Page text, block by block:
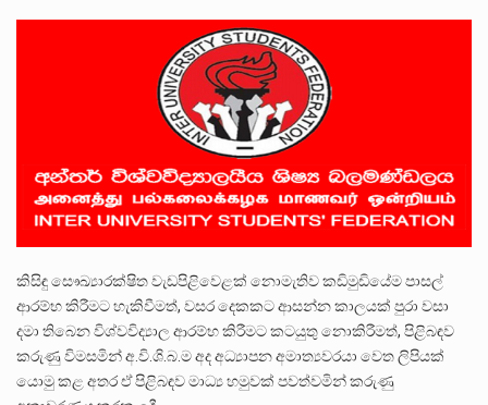
කිසිඳු සෞඛ්‍යාරක්ෂිත වැඩපිළිවෙළක් නොමැතිව කඩිමුඩියේම පාසල්
ආරම්භ කිරීමට හැකිවීමත්, වසර දෙකකට ආසන්න කාලයක් පුරා වසා
දමා තිබෙන විශ්වවිද්‍යාල ආරම්භ කිරීමට කටයුතු නොකිරීමත්, පිළිබඳව
කරුණු විමසමින් අ.වි.ශි.බ.ම අද අධ්‍යාපන අමාත්‍යවරයා වෙත ලිපියක්
යොමු කළ අතර ඒ පිළිබඳව මාධ්‍ය හමුවක් පවත්වමින් කරුණු